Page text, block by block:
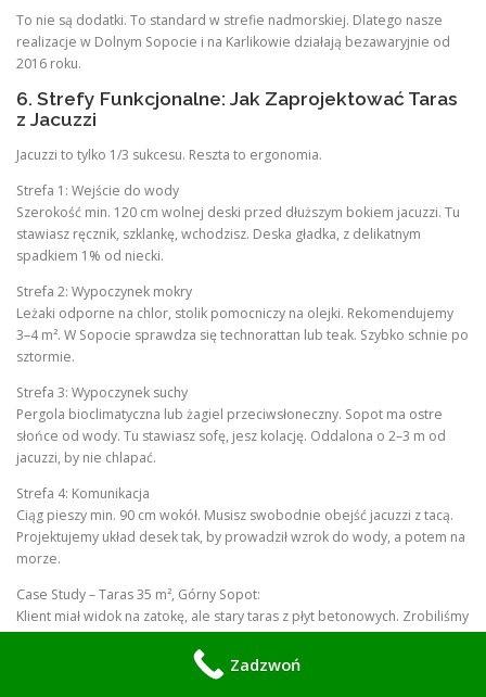
To nie są dodatki. To standard w strefie nadmorskiej. Dlatego nasze
realizacje w Dolnym Sopocie i na Karlikowie działają bezawaryjnie od
2016 roku.
6. Strefy Funkcjonalne: Jak Zaprojektować Taras
z Jacuzzi
Jacuzzi to tylko 1/3 sukcesu. Reszta to ergonomia.
Strefa 1: Wejście do wody
Szerokość min. 120 cm wolnej deski przed dłuższym bokiem jacuzzi. Tu
stawiasz ręcznik, szklankę, wchodzisz. Deska gładka, z delikatnym
spadkiem 1% od niecki.
Strefa 2: Wypoczynek mokry
Leżaki odporne na chlor, stolik pomocniczy na olejki. Rekomendujemy
3–4 m². W Sopocie sprawdza się technorattan lub teak. Szybko schnie po
sztormie.
Strefa 3: Wypoczynek suchy
Pergola bioclimatyczna lub żagiel przeciwsłoneczny. Sopot ma ostre
słońce od wody. Tu stawiasz sofę, jesz kolację. Oddalona o 2–3 m od
jacuzzi, by nie chlapać.
Strefa 4: Komunikacja
Ciąg pieszy min. 90 cm wokół. Musisz swobodnie obejść jacuzzi z tacą.
Projektujemy układ desek tak, by prowadził wzrok do wody, a potem na
morze.
Case Study – Taras 35 m², Górny Sopot:
Klient miał widok na zatokę, ale stary taras z płyt betonowych. Zrobiliśmy
podniesioną konstrukcję 50 cm z kompozytu TimberTech Vintage
Coastline. Jacuzzi 230×230 cm w rogu, z 2 stron panorama. Ukryty panel
100×100 cm w podłodze pod leżakiem. Efekt: z salonu nie widać, że to
Zadzwoń